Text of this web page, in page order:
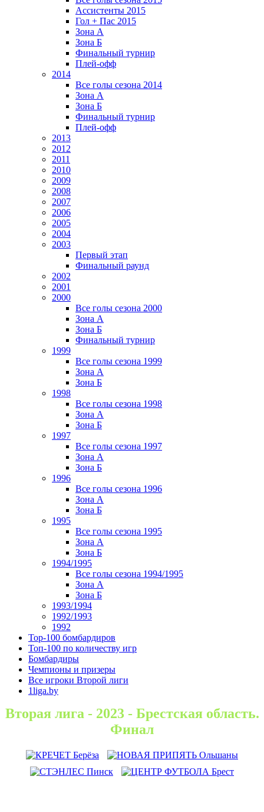
Ассистенты 2015
Гол + Пас 2015
Зона А
Зона Б
Финальный турнир
Плей-офф
2014
Все голы сезона 2014
Зона А
Зона Б
Финальный турнир
Плей-офф
2013
2012
2011
2010
2009
2008
2007
2006
2005
2004
2003
Первый этап
Финальный раунд
2002
2001
2000
Все голы сезона 2000
Зона А
Зона Б
Финальный турнир
1999
Все голы сезона 1999
Зона А
Зона Б
1998
Все голы сезона 1998
Зона А
Зона Б
1997
Все голы сезона 1997
Зона А
Зона Б
1996
Все голы сезона 1996
Зона А
Зона Б
1995
Все голы сезона 1995
Зона А
Зона Б
1994/1995
Все голы сезона 1994/1995
Зона А
Зона Б
1993/1994
1992/1993
1992
Top-100 бомбардиров
Топ-100 по количеству игр
Бомбардиры
Чемпионы и призеры
Все игроки Второй лиги
1liga.by
Вторая лига - 2023 - Брестская область.
Финал